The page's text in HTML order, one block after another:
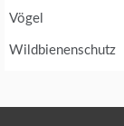
Vögel
Wildbienenschutz